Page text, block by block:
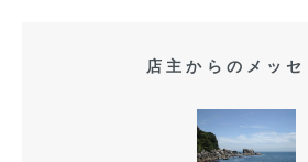
店主からのメッセ